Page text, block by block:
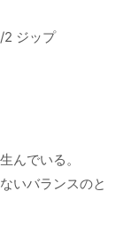
2 ジップ
んでいる。
いバランスのと